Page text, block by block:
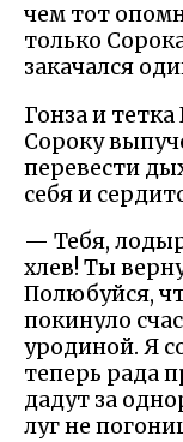
чем тот
только
закачался
Гонза и
Сороку
перевести
себя и
— Тебя,
хлев! Ты
Полюбуйся,
покинуло
уродиной. Я
теперь рада
дадут за
луг не